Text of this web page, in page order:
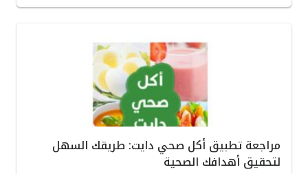
مراجعة تطبيق أكل صحي دايت: طريقك السهل
لتحقيق أهدافك الصحية